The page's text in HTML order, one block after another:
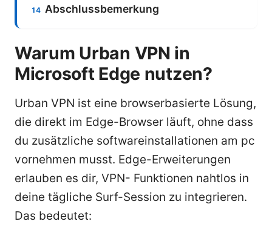
Abschlussbemerkung
Warum Urban VPN in
Microsoft Edge nutzen?
Urban VPN ist eine browserbasierte Lösung,
die direkt im Edge-Browser läuft, ohne dass
du zusätzliche softwareinstallationen am pc
vornehmen musst. Edge-Erweiterungen
erlauben es dir, VPN- Funktionen nahtlos in
deine tägliche Surf-Session zu integrieren.
Das bedeutet: